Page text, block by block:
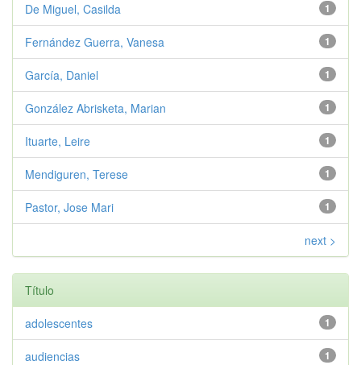
1
De Miguel, Casilda
1
Fernández Guerra, Vanesa
1
García, Daniel
1
González Abrisketa, Marian
1
Ituarte, Leire
1
Mendiguren, Terese
1
Pastor, Jose Mari
next >
Título
1
adolescentes
1
audiencias